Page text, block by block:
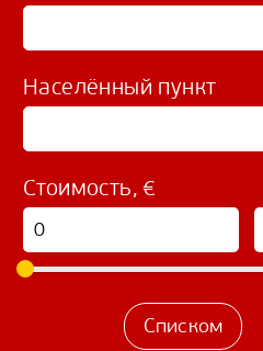
Населённый пункт
Стоимость, €
Списком